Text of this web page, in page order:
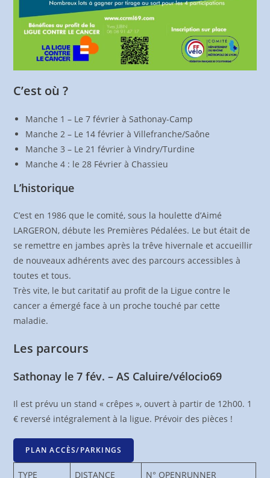
C’est où ?
Manche 1 – Le 7 février à Sathonay-Camp
Manche 2 – Le 14 février à Villefranche/Saône
Manche 3 – Le 21 février à Vindry/Turdine
Manche 4 : le 28 Février à Chassieu
L’historique
C’est en 1986 que le comité, sous la houlette d’Aimé
LARGERON, débute les Premières Pédalées. Le but était de
se remettre en jambes après la trêve hivernale et accueillir
de nouveaux adhérents avec des parcours accessibles à
toutes et tous.
Très vite, le but caritatif au profit de la Ligue contre le
cancer a émergé face à un proche touché par cette
maladie.
Les parcours
Sathonay le 7 fév. – AS Caluire/vélocio69
Il est prévu un stand « crêpes », ouvert à partir de 12h00. 1
€ reversé intégralement à la ligue. Prévoir des pièces !
PLAN ACCÈS/PARKINGS
TYPE DISTANCE N° OPENRUNNER